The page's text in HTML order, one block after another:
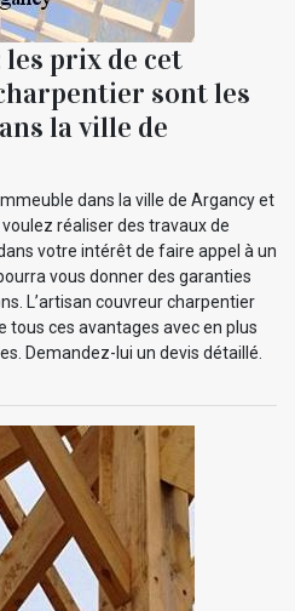
les prix de cet
sont les
la ville de
dans la ville de Argancy et
réaliser des travaux de
votre intérêt de faire appel à un
vous donner des garanties
L’artisan couvreur charpentier
tous ces avantages avec en plus
Demandez-lui un devis détaillé.